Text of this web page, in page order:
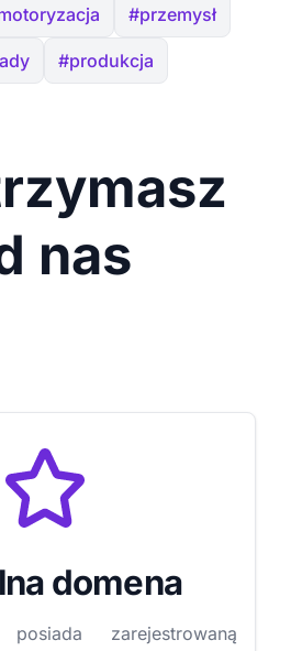
#przemysł
#produkcja
nas
domena
zarejestrowaną